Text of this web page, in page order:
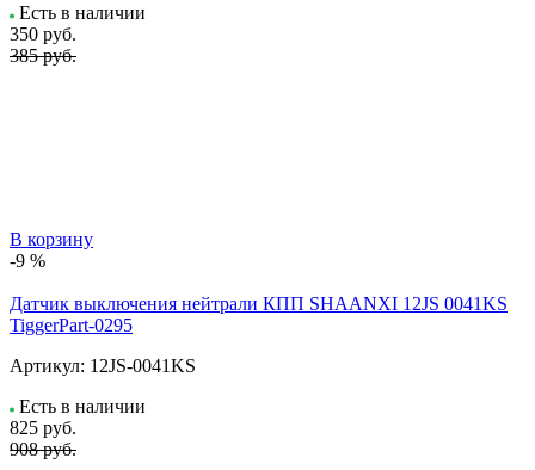
Есть в наличии
350 руб.
385 руб.
В корзину
-9 %
Датчик выключения нейтрали КПП SHAANXI 12JS 0041KS
TiggerPart-0295
Артикул: 12JS-0041KS
Есть в наличии
825 руб.
908 руб.